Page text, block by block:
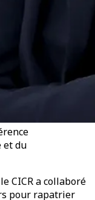
et du
CICR a collaboré
pour rapatrier